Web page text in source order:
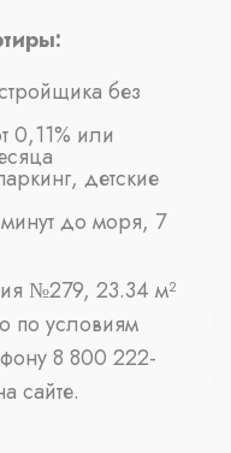
без
0,11% или
детские
до моря, 7
№279, 23.34 м²
по условиям
8 800 222-
сайте.